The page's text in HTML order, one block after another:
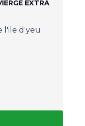
EXTRA
l'ile d'yeu